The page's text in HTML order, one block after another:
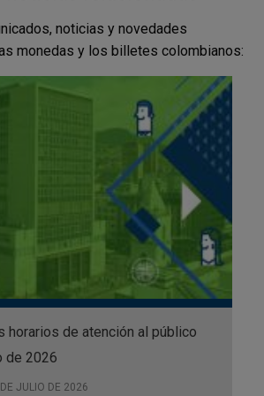
autenticidad y
de billetes y monedas
BanRep
con establecimientos de
de valores
nacional en las oficinas
noticias y novedades
monedas y los billetes colombianos:
horarios de atención al público
de 2026
JULIO DE 2026